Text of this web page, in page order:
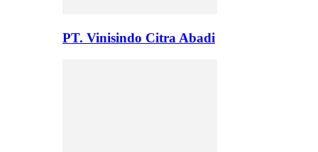
PT. Vinisindo Citra Abadi